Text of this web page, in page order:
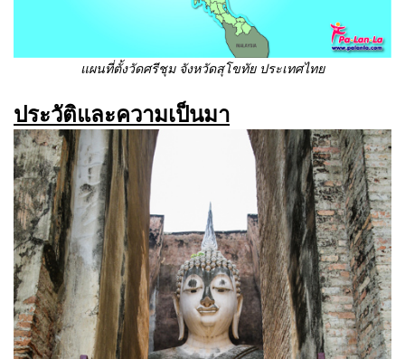
แผนที่ตั้งวัดศรีชุม จังหวัดสุโขทัย ประเทศไทย
ประวัติและความเป็นมา